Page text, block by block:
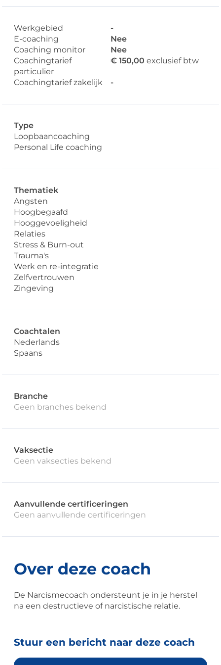
Werkgebied
-
E-coaching
Nee
Coaching monitor
Nee
Coachingtarief
particulier
€ 150,00 exclusief btw
Coachingtarief zakelijk -
Type
Loopbaancoaching
Personal Life coaching
Thematiek
Angsten
Hoogbegaafd
Hooggevoeligheid
Relaties
Stress & Burn-out
Trauma's
Werk en re-integratie
Zelfvertrouwen
Zingeving
Coachtalen
Nederlands
Spaans
Branche
Geen branches bekend
Vaksectie
Geen vaksecties bekend
Aanvullende certificeringen
Geen aanvullende certificeringen
Over deze coach
De Narcismecoach ondersteunt je in je herstel
na een destructieve of narcistische relatie.
Stuur een bericht naar deze coach